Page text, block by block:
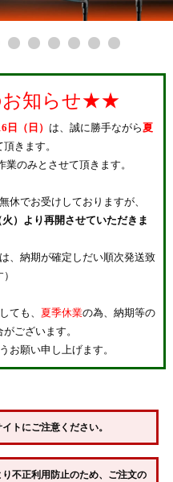
知らせ★★
（日） は、誠に勝手ながら夏
きます。
のみとさせて頂きます。
休でお受けしておりますが、
）より再開させていただきま
、納期が確定しだい順次発送致
ても、 夏季休業の為、納期等の
ございます。
お願い申し上げます。
トにご注意ください。
不正利用防止のため、ご注文の
い
・予約商品